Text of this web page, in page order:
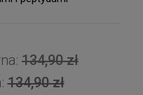
134,90 zł
134,90 zł